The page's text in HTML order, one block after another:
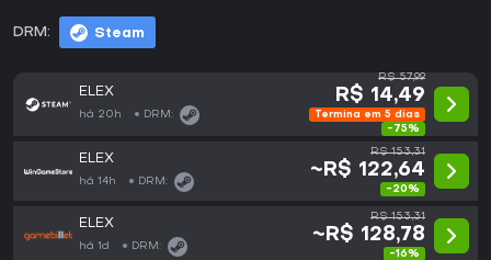
DRM: Steam
ELEX
há 20h DRM:
R$ 57,99
R$ 14,49
Termina em 5 dias
-75%
ELEX
há 14h DRM:
R$ 153,31
~R$ 122,64
-20%
ELEX
há 1d DRM:
R$ 153,31
~R$ 128,78
-16%